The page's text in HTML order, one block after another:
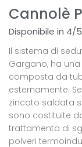
Cannolè
Disponibile in 4/
Il sistema di
Gargano, ha
composta da
esternamente.
zincato saldata
sono costituite
trattamento di
polveri